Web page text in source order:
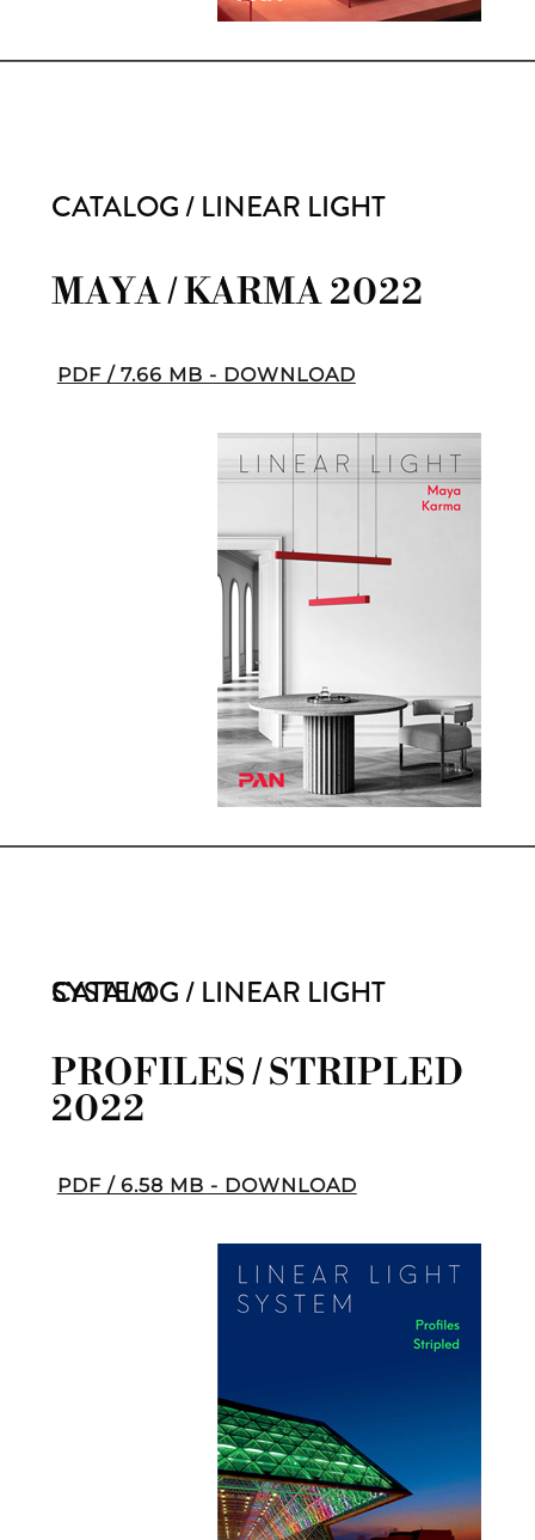
CATALOG / LINEAR LIGHT
MAYA / KARMA 2022
PDF / 7.66 MB - DOWNLOAD
CATALOG / LINEAR LIGHT SYSTEM
PROFILES / STRIPLED
2022
PDF / 6.58 MB - DOWNLOAD